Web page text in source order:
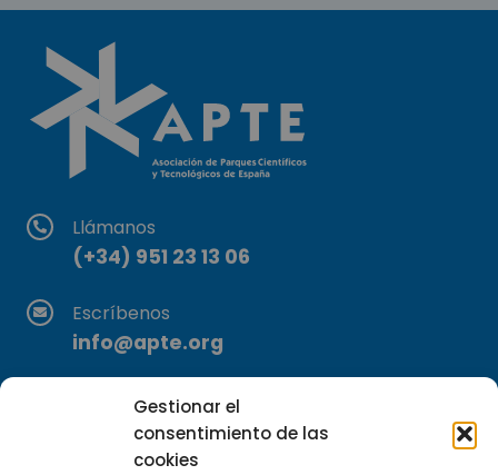
Gestionar el
consentimiento de las
cookies
Llámanos
(+34) 951 23 13 06
Escríbenos
info@apte.org
Encuéntranos
C/Marie Curie, 35
29590 Campanillas, Málaga